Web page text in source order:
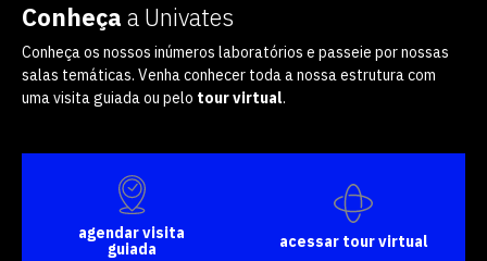
Conheça a Univates
Conheça os nossos inúmeros laboratórios e passeie por nossas
salas temáticas. Venha conhecer toda a nossa estrutura com
uma visita guiada ou pelo tour virtual.
agendar visita
guiada
acessar tour virtual